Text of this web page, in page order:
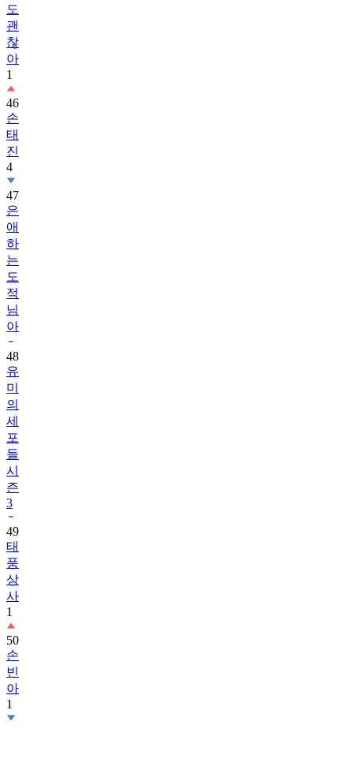
도
괜
찮
아
1
46
손
태
진
4
47
은
애
하
는
도
적
님
아
48
유
미
의
세
포
들
시
즌
3
49
태
풍
상
사
1
50
손
빈
아
1